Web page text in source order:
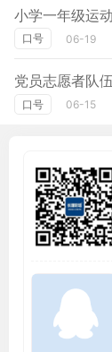
小学一年级运
口号 06-19
党员志愿者队
口号 06-15